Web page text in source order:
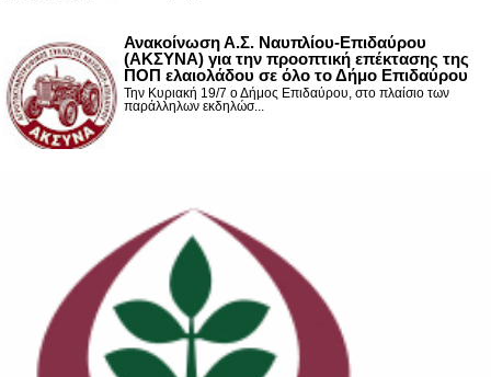
Ανακοίνωση Α.Σ. Ναυπλίου-Επιδαύρου
(ΑΚΣΥΝΑ) για την προοπτική επέκτασης της
ΠΟΠ ελαιολάδου σε όλο το Δήμο Επιδαύρου
Την Κυριακή 19/7 ο Δήμος Επιδαύρου, στο πλαίσιο των
παράλληλων εκδηλώσ...